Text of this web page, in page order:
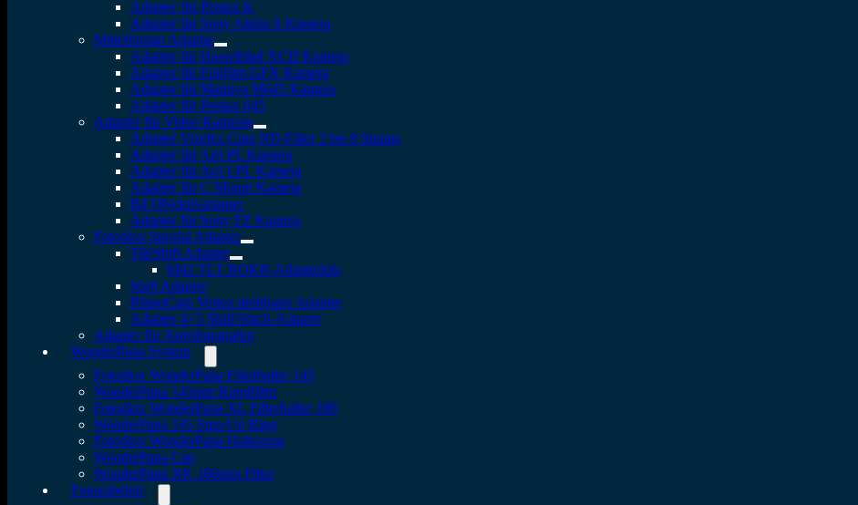
Adapter für Pentax K
Adapter für Sony Alpha A Kamera
Mittelformat Adapter
Adapter für Hasselblad XCD Kamera
Adapter für Fujifilm GFX Kamera
Adapter für Mamiya M645 Kamera
Adapter für Pentax 645
Adapter für Video Kameras
Adapter Vizelex Cine ND-Filter 2 bis 8 Stopps
Adapter für Arri PL Kamera
Adapter für Arri LPL Kamera
Adapter für C Mount Kamera
B4 Objektivadapter
Adapter für Sony FZ Kamera
Fotodiox Spezial Adapter
Tilt/Shift Adapter
M42 TLT ROKR-Adapterkits
Shift Adapter
RhinoCam Vertex drehbarer Adapter
Adapter 4×5 Shift/Stitch-Adapter
Adapter für Astrofotografen
WonderPana System
Fotodiox WonderPana Filterhalter 145
WonderPana 145mm Rundfilter
Fotodiox WonderPana XL Filterhalter 186
WonderPana 145 Step-Up Ring
Fotodiox WonderPana Halterung
WonderPana Cap
WonderPana XK 186mm Filter
Fotozubehör